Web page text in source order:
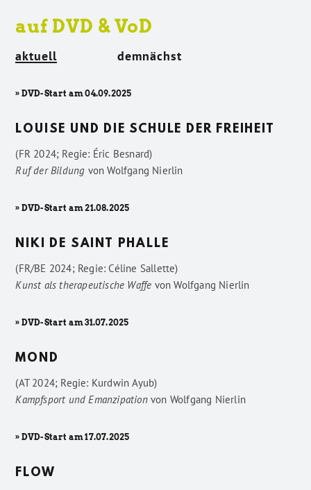
auf DVD & VoD
aktuell demnächst
» DVD-Start am 04.09.2025
LOUISE UND DIE SCHULE DER FREIHEIT
(FR 2024; Regie: Éric Besnard)
Ruf der Bildung vonWolfgang Nierlin
» DVD-Start am 21.08.2025
NIKI DE SAINT PHALLE
(FR/BE 2024; Regie: Céline Sallette)
Kunst als therapeutische Waffe vonWolfgang Nierlin
» DVD-Start am 31.07.2025
MOND
(AT 2024; Regie: Kurdwin Ayub)
Kampfsport und Emanzipationvon Wolfgang Nierlin
» DVD-Start am 17.07.2025
FLOW